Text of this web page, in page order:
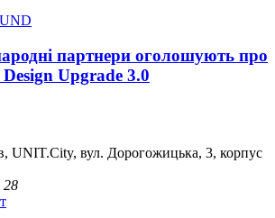
партнери оголошують про
Upgrade 3.0
UNIT.City, вул. Дорогожицька, 3, корпус
28